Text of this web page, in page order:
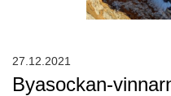
Byasockan-
27.12.2021